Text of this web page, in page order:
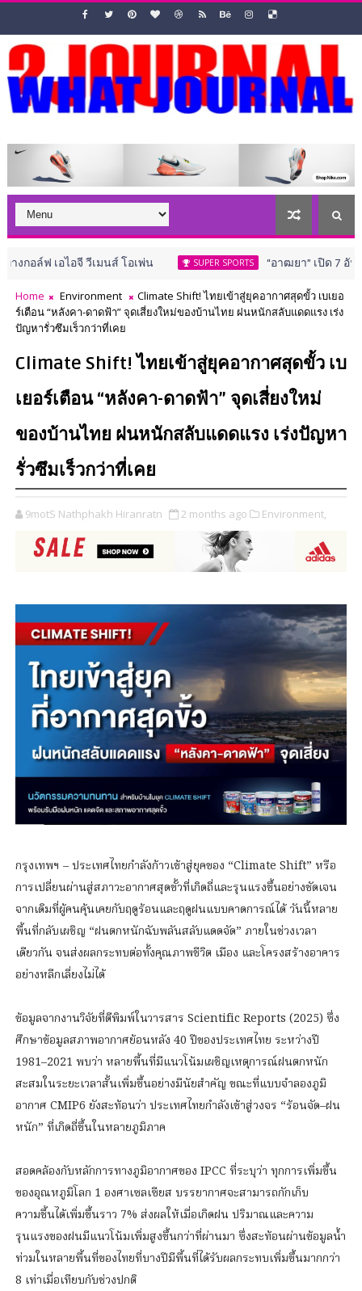
อไอจี วีเมนส์ โอเพ่น SUPER SPORTS “อาฒยา” เปิด 7 อันเดอร์ ขึ้น
Home Environment
Climate Shift! ไทยเข้าสู่ยุคอากาศสุดขั้ว เบเยอ
ร์เตือน “หลังคา-ดาดฟ้า” จุดเสี่ยงใหม่ของบ้านไทย ฝนหนักสลับแดดแรง เร่ง
ปัญหารั่วซึมเร็วกว่าที่เคย
Climate Shift! ไทยเข้าสู่ยุคอากาศสุดขั้ว เบ
เยอร์เตือน “หลังคา-ดาดฟ้า” จุดเสี่ยงใหม่
ของบ้านไทย ฝนหนักสลับแดดแรง เร่งปัญหา
รั่วซึมเร็วกว่าที่เคย
9motS Nathphakh Hiranratn 2 months ago Environment,
กรุงเทพฯ – ประเทศไทยกำลังก้าวเข้าสู่ยุคของ “Climate Shift” หรือ
การเปลี่ยนผ่านสู่สภาวะอากาศสุดขั้วที่เกิดถี่และรุนแรงขึ้นอย่างชัดเจน
จากเดิมที่ผู้คนคุ้นเคยกับฤดูร้อนและฤดูฝนแบบคาดการณ์ได้ วันนี้หลาย
พื้นที่กลับเผชิญ “ฝนตกหนักฉับพลันสลับแดดจัด” ภายในช่วงเวลา
เดียวกัน จนส่งผลกระทบต่อทั้งคุณภาพชีวิต เมือง และโครงสร้างอาคาร
อย่างหลีกเลี่ยงไม่ได้
ข้อมูลจากงานวิจัยที่ตีพิมพ์ในวารสาร Scientific Reports (2025) ซึ่ง
ศึกษาข้อมูลสภาพอากาศย้อนหลัง 40 ปีของประเทศไทย ระหว่างปี
1981–2021 พบว่า หลายพื้นที่มีแนวโน้มเผชิญเหตุการณ์ฝนตกหนัก
สะสมในระยะเวลาสั้นเพิ่มขึ้นอย่างมีนัยสำคัญ ขณะที่แบบจำลองภูมิ
อากาศ CMIP6 ยังสะท้อนว่า ประเทศไทยกำลังเข้าสู่วงจร “ร้อนจัด–ฝน
หนัก” ที่เกิดถี่ขึ้นในหลายภูมิภาค
สอดคล้องกับหลักการทางภูมิอากาศของ IPCC ที่ระบุว่า ทุกการเพิ่มขึ้น
ของอุณหภูมิโลก 1 องศาเซลเซียส บรรยากาศจะสามารถกักเก็บ
ความชื้นได้เพิ่มขึ้นราว 7% ส่งผลให้เมื่อเกิดฝน ปริมาณและความ
รุนแรงของฝนมีแนวโน้มเพิ่มสูงขึ้นกว่าที่ผ่านมา ซึ่งสะท้อนผ่านข้อมูลน้ำ
ท่วมในหลายพื้นที่ของไทยที่บางปีมีพื้นที่ได้รับผลกระทบเพิ่มขึ้นมากกว่า
8 เท่าเมื่อเทียบกับช่วงปกติ